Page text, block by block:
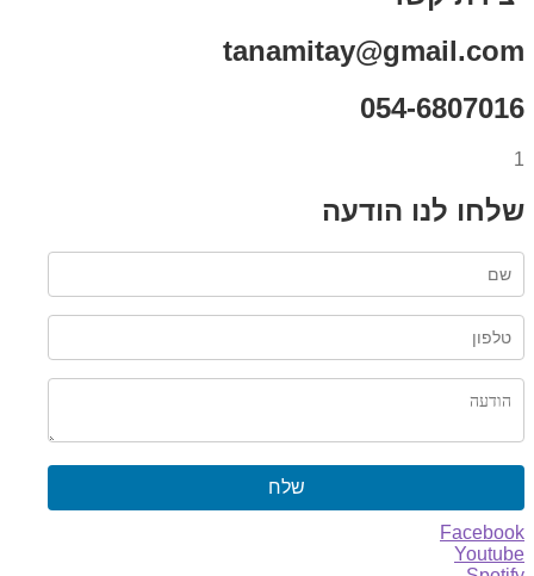
tanamitay@gmail.com
054-6807016
1
שלחו לנו הודעה
שלח
Facebook
Youtube